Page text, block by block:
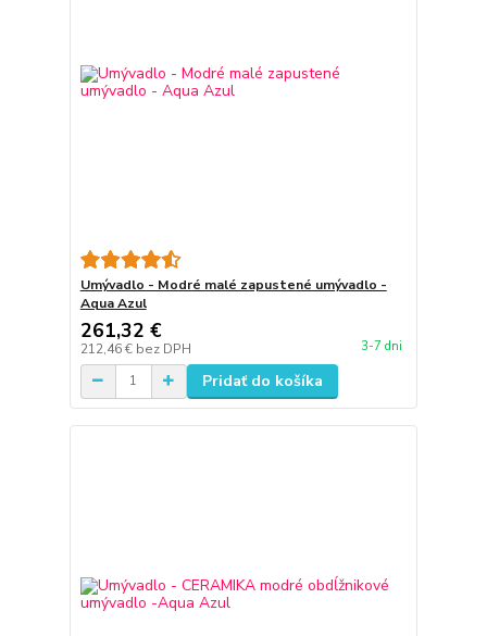
Umývadlo - Modré malé zapustené umývadlo -
Aqua Azul
261,32 €
212,46 € bez DPH 3-7 dni
Pridať do košíka